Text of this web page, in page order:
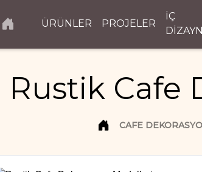
ÜRÜNLER PROJELER
İÇ
DİZAYN
Rustik Cafe
CAFE